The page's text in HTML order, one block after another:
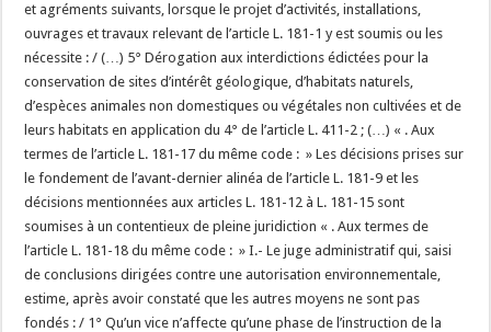
et agréments suivants, lorsque le projet d’activités, installations,
ouvrages et travaux relevant de l’article L. 181-1 y est soumis ou les
nécessite : / (…) 5° Dérogation aux interdictions édictées pour la
conservation de sites d’intérêt géologique, d’habitats naturels,
d’espèces animales non domestiques ou végétales non cultivées et de
leurs habitats en application du 4° de l’article L. 411-2 ; (…) « . Aux
termes de l’article L. 181-17 du même code : » Les décisions prises sur
le fondement de l’avant-dernier alinéa de l’article L. 181-9 et les
décisions mentionnées aux articles L. 181-12 à L. 181-15 sont
soumises à un contentieux de pleine juridiction « . Aux termes de
l’article L. 181-18 du même code : » I.- Le juge administratif qui, saisi
de conclusions dirigées contre une autorisation environnementale,
estime, après avoir constaté que les autres moyens ne sont pas
fondés : / 1° Qu’un vice n’affecte qu’une phase de l’instruction de la